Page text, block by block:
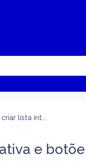
lista int...
e